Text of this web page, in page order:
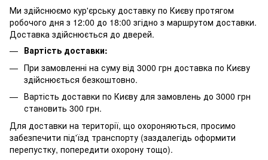
Ми здійснюємо кур'єрську доставку по Києву протягом
робочого дня з 12:00 до 18:00 згідно з маршрутом доставки.
Доставка здійснюється до дверей.
Вартість доставки:
При замовленні на суму від 3000 грн доставка по Києву
здійснюється безкоштовно.
Вартість доставки по Києву для замовлень до 3000 грн
становить 300 грн.
Для доставки на території, що охороняються, просимо
забезпечити під'їзд транспорту (заздалегідь оформити
перепустку, попередити охорону тощо).